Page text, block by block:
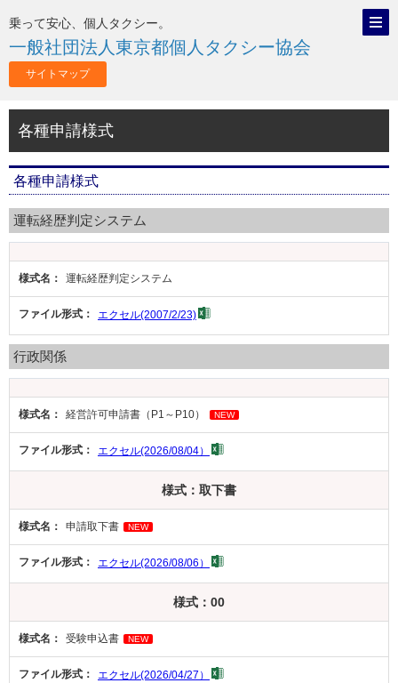
乗って安心、個人タクシー。
一般社団法人東京都個人タクシー協会
サイトマップ
各種申請様式
各種申請様式
運転経歴判定システム
運転経歴判定システム
エクセル(2007/2/23)
行政関係
経営許可申請書（P1～P10） NEW
エクセル(2026/08/04）
様式：取下書
申請取下書 NEW
エクセル(2026/08/06）
様式：00
受験申込書 NEW
エクセル(2026/04/27）